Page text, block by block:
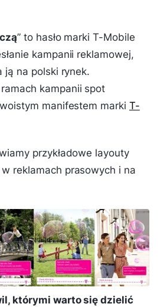
” to hasło marki T-Mobile
kampanii reklamowej,
ją na polski rynek.
kampanii spot
manifestem marki T-
przykładowe layouty
reklamach prasowych i na
którymi warto się dzielić